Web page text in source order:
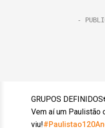
GRUPOS
Vem aí um Paulistão
viu!